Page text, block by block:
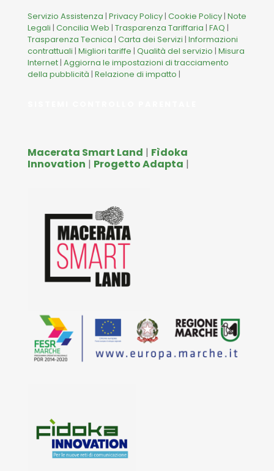
Servizio Assistenza | Privacy Policy | Cookie Policy | Note
Legali | Concilia Web | Trasparenza Tariffaria | FAQ |
Trasparenza Tecnica | Carta dei Servizi | Informazioni
contrattuali | Migliori tariffe | Qualità del servizio | Misura
Internet | Aggiorna le impostazioni di tracciamento
della pubblicità | Relazione di impatto |
Macerata Smart Land | Fìdoka
Innovation | Progetto Adapta |